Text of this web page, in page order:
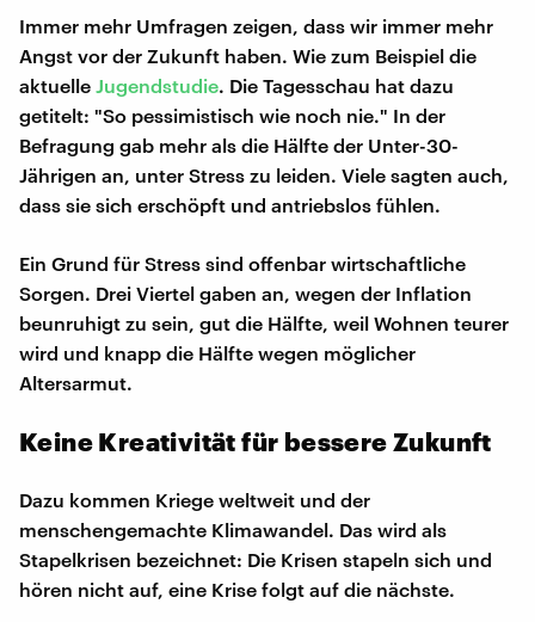
Immer mehr Umfragen zeigen, dass wir immer mehr
Angst vor der Zukunft haben. Wie zum Beispiel die
aktuelle Jugendstudie. Die Tagesschau hat dazu
getitelt: "So pessimistisch wie noch nie." In der
Befragung gab mehr als die Hälfte der Unter-30-
Jährigen an, unter Stress zu leiden. Viele sagten auch,
dass sie sich erschöpft und antriebslos fühlen.
Ein Grund für Stress sind offenbar wirtschaftliche
Sorgen. Drei Viertel gaben an, wegen der Inflation
beunruhigt zu sein, gut die Hälfte, weil Wohnen teurer
wird und knapp die Hälfte wegen möglicher
Altersarmut.
Keine Kreativität für bessere Zukunft
Dazu kommen Kriege weltweit und der
menschengemachte Klimawandel. Das wird als
Stapelkrisen bezeichnet: Die Krisen stapeln sich und
hören nicht auf, eine Krise folgt auf die nächste.